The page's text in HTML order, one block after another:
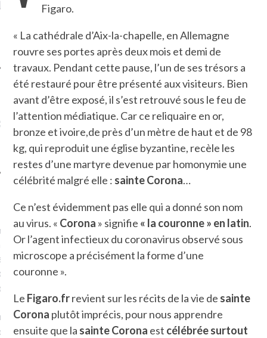
DE L’AMBASSADE
À PARIS. POURQUOI
? POUR QUI ?
DE DAX. ET POURQUOI PAS
?
MES DERNIERS
SUR FACEBOOK
QUI MARCHE
journaliste à France
toujours aimé marcher.
conquis mais en
Je ne suis pas une
je le garde pour ce
je sens, j’entends, je
Figaro.
« La cathédrale d’Aix-la-chapelle, en Allemagne
rouvre ses portes après deux mois et demi de
travaux. Pendant cette pause, l’un de ses trésors a
été restauré pour être présenté aux visiteurs. Bien
avant d’être exposé, il s’est retrouvé sous le feu de
l’attention médiatique. Car ce reliquaire en or,
bronze et ivoire,de près d’un mètre de haut et de 98
kg, qui reproduit une église byzantine, recèle les
restes d’une martyre devenue par homonymie une
célébrité malgré elle : sainte Corona…
Ce n’est évidemment pas elle qui a donné son nom
au virus. « Corona » signifie « la couronne » en latin.
Or l’agent infectieux du coronavirus observé sous
microscope a précisément la forme d’une
couronne ».
Le Figaro.frrevient sur les récits de la vie de sainte
Corona plutôt imprécis, pour nous apprendre
ensuite que la sainte Corona est célébrée surtout